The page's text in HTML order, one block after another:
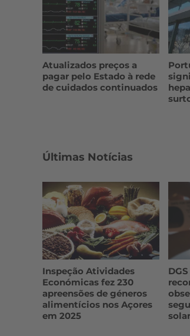
Atualizados preços a
pagar pelo Estado à rede
de cuidados continuados
Últimas Notícias
Inspeção Atividades
Económicas fez 230
apreensões de géneros
alimentícios nos Açores
em 2025
solar